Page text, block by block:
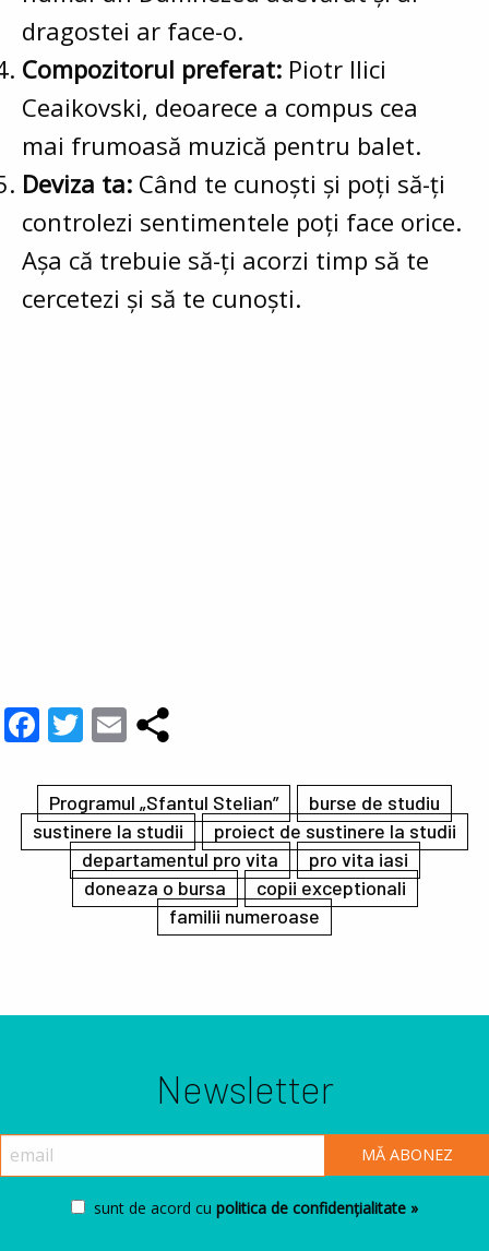
dragostei ar face-o.
Compozitorul preferat: Piotr Ilici
Ceaikovski, deoarece a compus cea
mai frumoasă muzică pentru balet.
Deviza ta: Când te cunoști și poți să-ți
controlezi sentimentele poți face orice.
Așa că trebuie să-ți acorzi timp să te
cercetezi și să te cunoști.
Facebook
Twitter
Email
Programul „Sfantul Stelian”
burse de studiu
sustinere la studii
proiect de sustinere la studii
departamentul pro vita
pro vita iasi
doneaza o bursa
copii exceptionali
familii numeroase
Newsletter
sunt de acord cu politica de confidențialitate »